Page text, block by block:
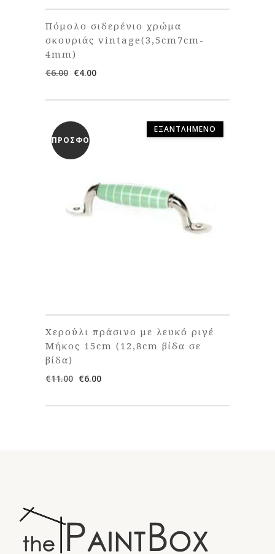
Πόμολο σιδερένιο χρώμα
σκουριάς vintage(3,5cm7cm-
4mm)
€6.00 Original
was:
€4.00Η
τιμή
ΠΡΟΣΦΟΡΆ
ΕΞΑΝΤΛΗΜΈΝΟ
Χερούλι πράσινο με λευκό ριγέ
Μήκος 15cm (12,8cm βίδα σε
βίδα)
€11.00 Original
was:
€6.00Η
τιμή